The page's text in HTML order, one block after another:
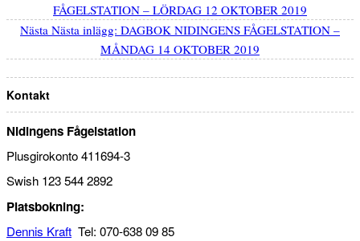
FÅGELSTATION – LÖRDAG 12 OKTOBER 2019
Nästa Nästa inlägg: DAGBOK NIDINGENS FÅGELSTATION –
MÅNDAG 14 OKTOBER 2019
Kontakt
Nidingens Fågelstation
Plusgirokonto 411694-3
Swish 123 544 2892
Platsbokning:
Dennis Kraft Tel: 070-638 09 85